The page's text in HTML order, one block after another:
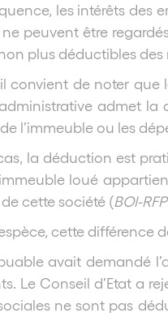
les intérêts des
peuvent être
plus déductibles des
convient de noter que
admet la
l’immeuble ou les
la déduction est
loué
cette société (BOI-
cette différence
avait demandé
Le Conseil d’Etat a
ne sont pas